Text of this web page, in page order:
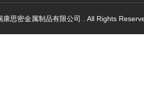
思密金属制品有限公司 . All Rights